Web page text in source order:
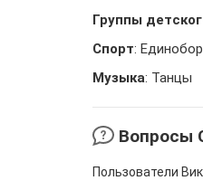
Группы
Спорт:
Музыка: Танцы
Вопросы
Пользователи